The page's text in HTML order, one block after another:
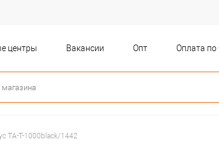
центры Вакансии Опт Оплата по
TA-T-1000black/1442